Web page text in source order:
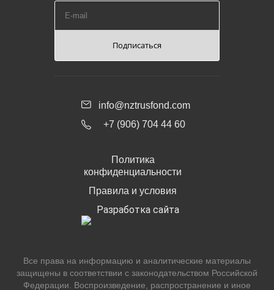
Подписаться
info@nztrusfond.com
+7 (906) 704 44 60
Политика
конфиденциальности
Правила и условия
Разработка сайта
Все права на информацию и аналитические материалы
защищены в соответствии с законодательством Российской
Федерации. Воспроизведение, распространение и иное